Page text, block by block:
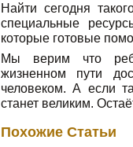
Найти сегодня
специальные
которые готовые
Мы верим что
жизненном пути
человеком. А если
станет великим.
Похожие Статьи